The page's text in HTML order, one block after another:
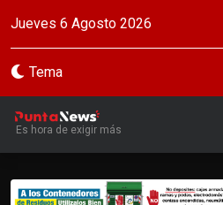
Jueves 6 Agosto 2026
Tema
Es hora de exigir más